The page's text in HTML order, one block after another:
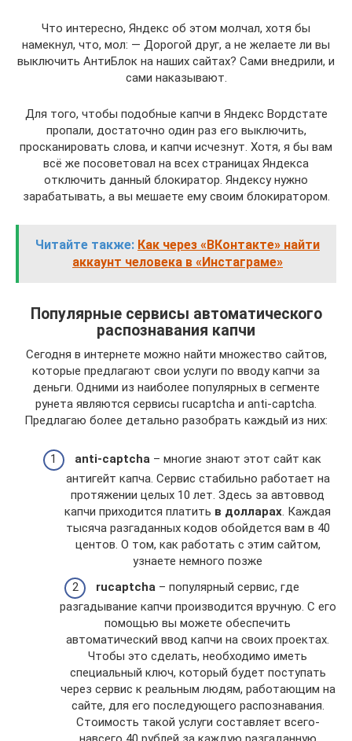
Что интересно, Яндекс об этом молчал, хотя бы
намекнул, что, мол: — Дорогой друг, а не желаете ли вы
выключить АнтиБлок на наших сайтах? Сами внедрили, и
сами наказывают.
Для того, чтобы подобные капчи в Яндекс Вордстате
пропали, достаточно один раз его выключить,
просканировать слова, и капчи исчезнут. Хотя, я бы вам
всё же посоветовал на всех страницах Яндекса
отключить данный блокиратор. Яндексу нужно
зарабатывать, а вы мешаете ему своим блокиратором.
Читайте также: Как через «ВКонтакте» найти
аккаунт человека в «Инстаграме»
Популярные сервисы автоматического
распознавания капчи
Сегодня в интернете можно найти множество сайтов,
которые предлагают свои услуги по вводу капчи за
деньги. Одними из наиболее популярных в сегменте
рунета являются сервисы rucaptcha и anti-captcha.
Предлагаю более детально разобрать каждый из них:
anti-captcha – многие знают этот сайт как
антигейт капча. Сервис стабильно работает на
протяжении целых 10 лет. Здесь за автоввод
капчи приходится платить в долларах . Каждая
тысяча разгаданных кодов обойдется вам в 40
центов. О том, как работать с этим сайтом,
узнаете немного позже
rucaptcha – популярный сервис, где
разгадывание капчи производится вручную. С его
помощью вы можете обеспечить
автоматический ввод капчи на своих проектах.
Чтобы это сделать, необходимо иметь
специальный ключ, который будет поступать
через сервис к реальным людям, работающим на
сайте, для его последующего распознавания.
Стоимость такой услуги составляет всего-